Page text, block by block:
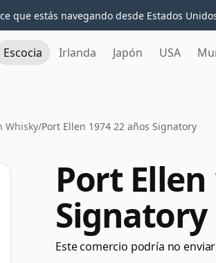
que estás navegando desde Estados
Escocia Irlanda Japón USA
Whisky/Port Ellen 1974 22 años Signatory
Port Ellen
Signatory
Este comercio podría no